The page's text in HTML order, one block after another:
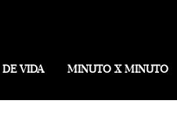
VIDA MINUTO X MINUTO